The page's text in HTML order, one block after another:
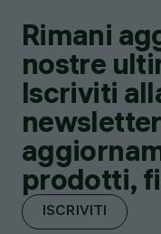
Rimani
nostre
Iscriviti
prodotti,
ISCRIVITI